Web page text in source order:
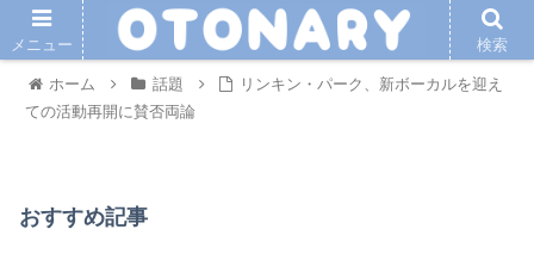
ホーム 話題
リンキン・パーク、新ボーカルを迎え
ての活動再開に賛否両論
おすすめ記事
メニュー 検索